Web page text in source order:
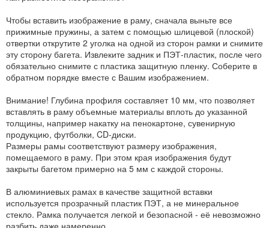
Чтобы вставить изображение в раму, сначала выньте все
прижимные пружины, а затем с помощью шлицевой (плоской)
отвертки открутите 2 уголка на одной из сторон рамки и снимите
эту сторону багета. Извлеките задник и ПЭТ-пластик, после чего
обязательно снимите с пластика защитную пленку. Соберите в
обратном порядке вместе с Вашим изображением.
Внимание! Глубина профиля составляет 10 мм, что позволяет
вставлять в раму объемные материалы вплоть до указанной
толщины, например накатку на пенокартоне, сувенирную
продукцию, футболки, CD-диски.
Размеры рамы соответствуют размеру изображения,
помещаемого в раму. При этом края изображения будут
закрыты багетом примерно на 5 мм с каждой стороны.
В алюминиевых рамах в качестве защитной вставки
используется прозрачный пластик ПЭТ, а не минеральное
стекло. Рамка получается легкой и безопасной - её невозможно
разбить даже намеренно.